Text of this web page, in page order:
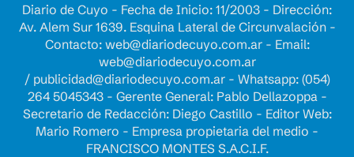
Diario de Cuyo - Fecha de Inicio: 11/2003 - Dirección:
Av. Alem Sur 1639. Esquina Lateral de Circunvalación -
Contacto: web@diariodecuyo.com.ar- Email:
web@diariodecuyo.com.ar
/ publicidad@diariodecuyo.com.ar- Whatsapp: (054)
264 5045343 - Gerente General: Pablo Dellazoppa -
Secretario de Redacción: Diego Castillo - Editor Web:
Mario Romero - Empresa propietaria del medio -
FRANCISCO MONTES S.A.C.I.F.